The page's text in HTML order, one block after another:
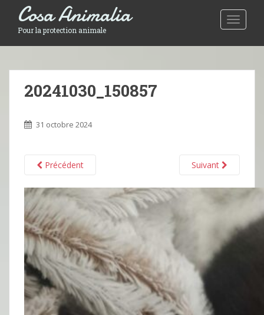
Toggle
Cosa Animalia
Pour la protection animale
20241030_150857
31 octobre 2024
Précédent Suivant